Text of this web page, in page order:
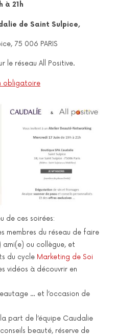
à 21h
de Saint Sulpice,
75 006 PARIS
le réseau All Positive.
obligatoire
de ces soirées:
membres du réseau de faire
ami(e) ou collègue, et
du cycle Marketing de Soi
vidéos à découvrir en
… et l’occasion de
part de l’équipe Caudalie
beauté, réserve de